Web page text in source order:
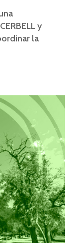
y
la